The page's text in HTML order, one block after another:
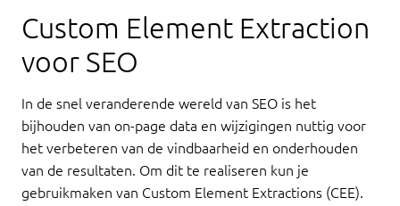
Custom Element Extraction
voor SEO
In de snel veranderende wereld van SEO is het
bijhouden van on-page data en wijzigingen nuttig voor
het verbeteren van de vindbaarheid en onderhouden
van de resultaten. Om dit te realiseren kun je
gebruikmaken van Custom Element Extractions (CEE).